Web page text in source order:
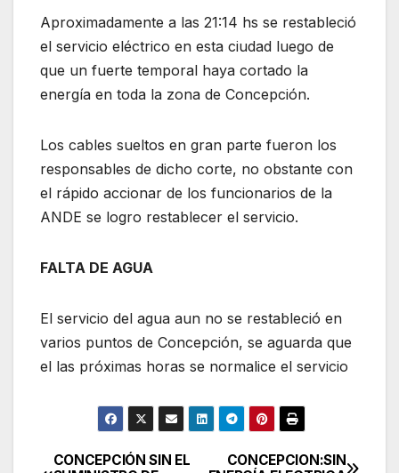
Aproximadamente a las 21:14 hs se restableció
el servicio eléctrico en esta ciudad luego de
que un fuerte temporal haya cortado la
energía en toda la zona de Concepción.
Los cables sueltos en gran parte fueron los
responsables de dicho corte, no obstante con
el rápido accionar de los funcionarios de la
ANDE se logro restablecer el servicio.
FALTA DE AGUA
El servicio del agua aun no se restableció en
varios puntos de Concepción, se aguarda que
el las próximas horas se normalice el servicio
CONCEPCION:SIN
CONCEPCIÓN SIN EL